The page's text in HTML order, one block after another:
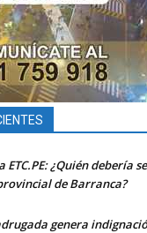
ETC.PE: ¿Quién debería
de Barranca?
genera